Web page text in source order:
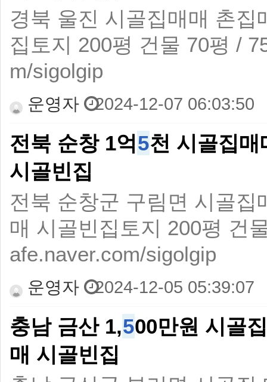
경북 울진 시골집매매 촌
집토지 200평 건물 70평 /
m/sigolgip
운영자 2024-12-07 06:03:50
전북 순창 1억5천 시골집
시골빈집
전북 순창군 구림면 시골
매 시골빈집토지 200평 건
afe.naver.com/sigolgip
운영자 2024-12-05 05:39:07
충남 금산 1,500만원 시골
매 시골빈집